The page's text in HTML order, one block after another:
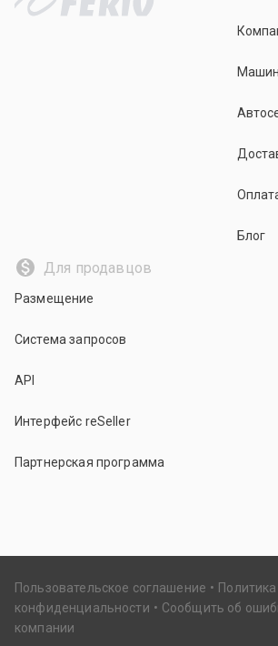
Блог
Для продавцов
Размещение
Система запросов
API
Интерфейс reSeller
Партнерская программа
Пользовательское соглашение
Политика
конфиденциальности
Сообщить об
компании